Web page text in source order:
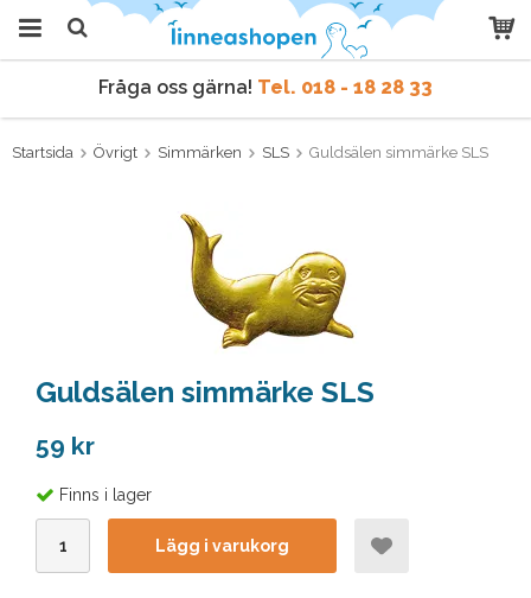
Produkten har blivit tillagd i
Fråga oss gärna! Tel. 018 - 18 28 33
Vi skickar samma dagvid order före kl 9 vardagar.
Vi skickar samma dag
Startsida Övrigt Simmärken SLS Guldsälen simmärke SLS
Guldsälen simmärke SLS
59 kr
Finns i lager
Lägg i varukorg